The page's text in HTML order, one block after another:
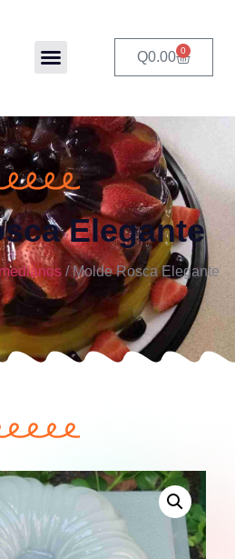
Q0.00 0
Elegante
/ Molde Rosca Elegante